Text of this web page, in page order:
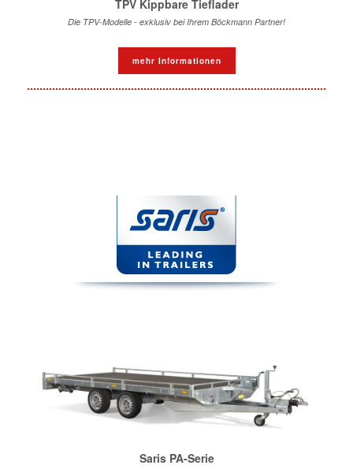
TPV Kippbare Tieflader
Die TPV-Modelle - exklusiv bei Ihrem Böckmann Partner!
mehr Informationen
Saris PA-Serie